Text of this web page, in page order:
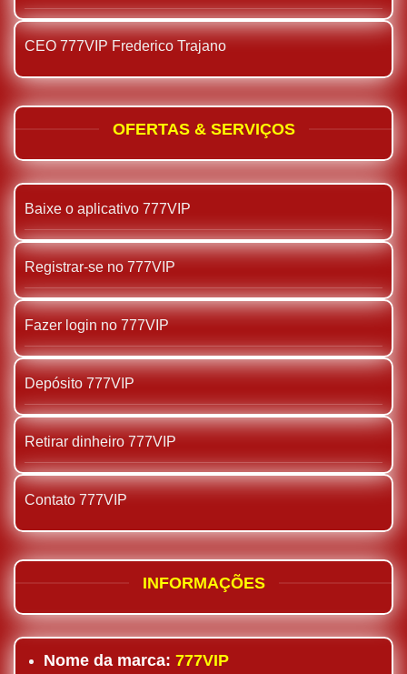
CEO 777VIP Frederico Trajano
OFERTAS & SERVIÇOS
Baixe o aplicativo 777VIP
Registrar-se no 777VIP
Fazer login no 777VIP
Depósito 777VIP
Retirar dinheiro 777VIP
Contato 777VIP
INFORMAÇÕES
Nome da marca: 777VIP